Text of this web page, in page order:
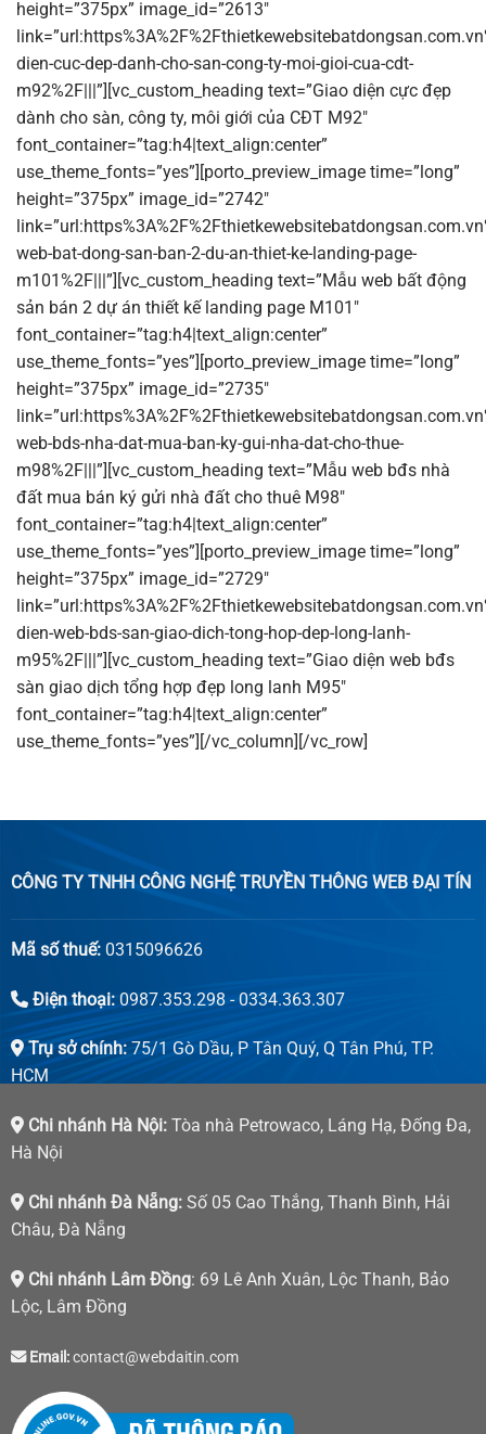
height=”375px” image_id=”2613″
dien-cuc-dep-danh-cho-san-cong-ty-moi-gioi-cua-cdt-
m92%2F|||”][vc_custom_heading text=”Giao diện cực đẹp
dành cho sàn, công ty, môi giới của CĐT M92″
font_container=”tag:h4|text_align:center”
use_theme_fonts=”yes”][porto_preview_image time=”long”
height=”375px” image_id=”2742″
web-bat-dong-san-ban-2-du-an-thiet-ke-landing-page-
m101%2F|||”][vc_custom_heading text=”Mẫu web bất động
sản bán 2 dự án thiết kế landing page M101″
font_container=”tag:h4|text_align:center”
use_theme_fonts=”yes”][porto_preview_image time=”long”
height=”375px” image_id=”2735″
web-bds-nha-dat-mua-ban-ky-gui-nha-dat-cho-thue-
m98%2F|||”][vc_custom_heading text=”Mẫu web bđs nhà
đất mua bán ký gửi nhà đất cho thuê M98″
font_container=”tag:h4|text_align:center”
use_theme_fonts=”yes”][porto_preview_image time=”long”
height=”375px” image_id=”2729″
dien-web-bds-san-giao-dich-tong-hop-dep-long-lanh-
m95%2F|||”][vc_custom_heading text=”Giao diện web bđs
sàn giao dịch tổng hợp đẹp long lanh M95″
font_container=”tag:h4|text_align:center”
use_theme_fonts=”yes”][/vc_column][/vc_row]
CÔNG TY TNHH CÔNG NGHỆ TRUYỀN THÔNG WEB ĐẠI TÍN
Mã số thuế:0315096626
Điện thoại:0987.353.298 - 0334.363.307
Trụ sở chính:75/1 Gò Dầu, P Tân Quý, Q Tân Phú, TP.
HCM
Chi nhánh Hà Nội:Tòa nhà Petrowaco, Láng Hạ, Đống Đa,
Hà Nội
Chi nhánh Đà Nẵng:Số 05 Cao Thắng, Thanh Bình, Hải
Châu, Đà Nẵng
Chi nhánh Lâm Đồng: 69 Lê Anh Xuân, Lộc Thanh, Bảo
Lộc, Lâm Đồng
Email:contact@webdaitin.com